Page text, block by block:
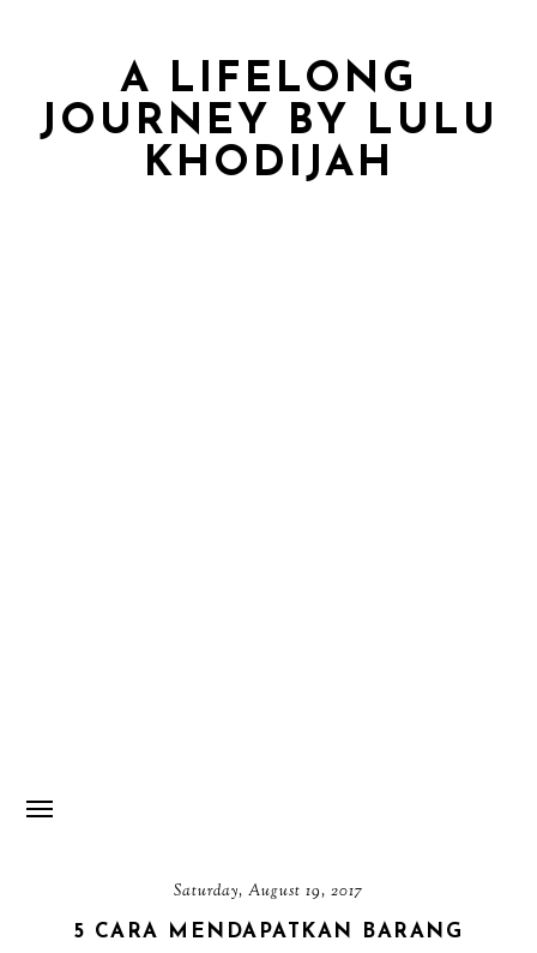
A LIFELONG
JOURNEY BY LULU
KHODIJAH
Saturday, August 19, 2017
5 CARA MENDAPATKAN BARANG